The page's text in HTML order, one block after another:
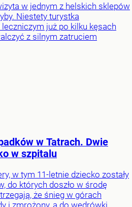
w jednym z helskich sklepów
Niestety turystka
już po kilku kęsach
z silnym zatruciem
w Tatrach. Dwie
w szpitalu
w tym 11-letnie dziecko zostały
do których doszło w środę
że śnieg w górach